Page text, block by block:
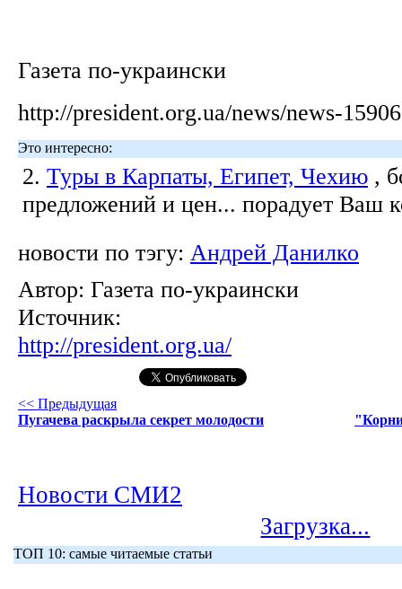
Газета по-украински
http://president.org.ua/news/news-
Это интересно:
2. Туры в Карпаты, Египет, Чехию ,
предложений и цен... порадует Ваш
новости по тэгу: Андрей Данилко
Автор: Газета по-украински
Источник:
http://president.org.ua/
<< Предыдущая
Пугачева раскрыла секрет молодости
Новости СМИ2
Загрузка...
ТОП 10: самые читаемые статьи